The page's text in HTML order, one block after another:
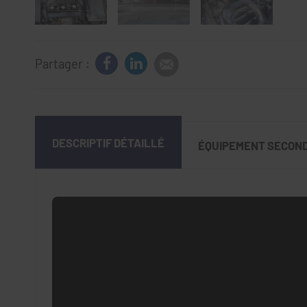
Partager :
DESCRIPTIF DÉTAILLÉ ÉQUIPEMENT